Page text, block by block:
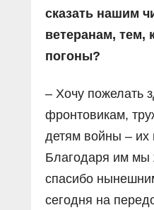
сказать нашим
ветеранам, тем,
погоны?
– Хочу пожелать
фронтовикам,
детям войны – их
Благодаря им
спасибо
сегодня на